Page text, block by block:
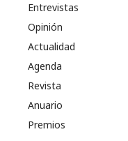
Entrevistas
Opinión
Actualidad
Agenda
Revista
Anuario
Premios